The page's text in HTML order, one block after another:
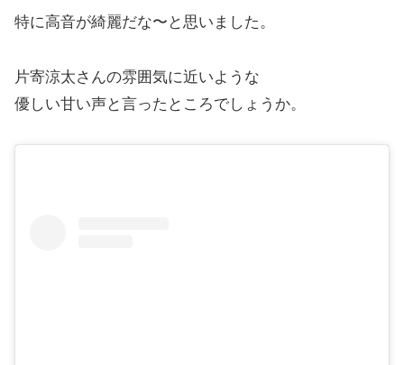
特に高音が綺麗だな〜と思いました。
片寄涼太さんの雰囲気に近いような
優しい甘い声と言ったところでしょうか。